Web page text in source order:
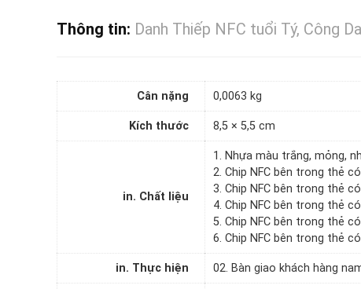
Thông tin: Danh Thiếp NFC tuổi Tý, Công
Cân nặng 0,0063 kg
Kích thước 8,5 × 5,5 cm
in. Chất liệu
1. Nhựa màu trắng, mỏng,
2. Chip NFC bên trong thẻ
3. Chip NFC bên trong thẻ
4. Chip NFC bên trong thẻ
5. Chip NFC bên trong thẻ
6. Chip NFC bên trong thẻ
in. Thực hiện 02. Bàn giao khách hàng